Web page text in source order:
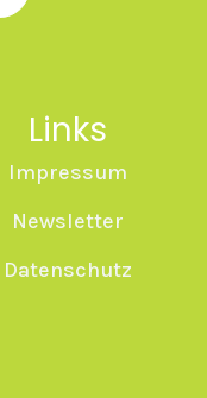
Links
Impressum
Newsletter
Datenschutz